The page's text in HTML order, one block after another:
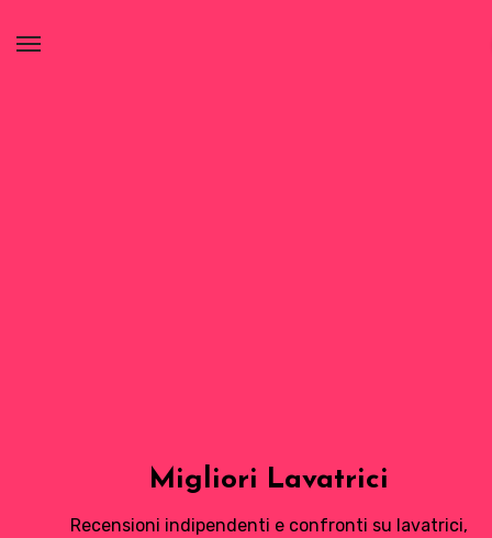
Migliori Lavatrici
Recensioni indipendenti e confronti su lavatrici,